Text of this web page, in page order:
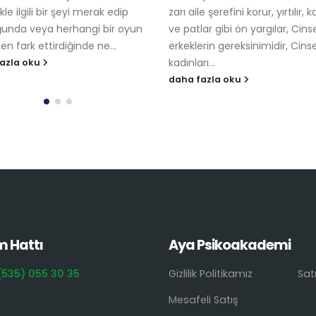
şerefini korur, yırtılır, kanar
gibi ön yargılar, Cinsellik
gereksinimidir, Cinsellik
daha fazla oku
Hattı
055 30 35
Aya Psikoakademi
Gizlilik Politikamız
Mesafeli Satış